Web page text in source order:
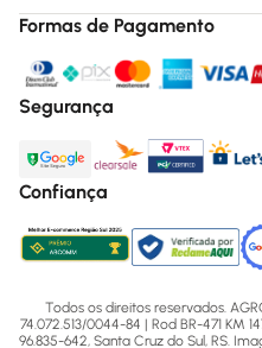
Formas de Pagamento
Segurança
Confiança
Todos os direitos reservados.
74.072.513/0044-84 | Rod BR-471 KM
96.835-642, Santa Cruz do Sul, RS.